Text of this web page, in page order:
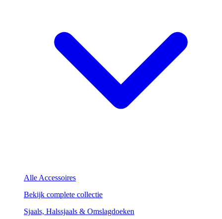
Alle Accessoires
Bekijk complete collectie
Sjaals, Halssjaals & Omslagdoeken